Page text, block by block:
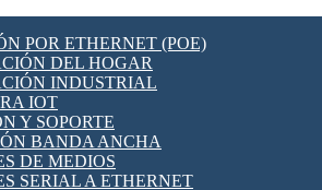
FRECUENCIA [VDF]
- INTERRUPTORES
VARIAS
LED
REED
RELÉ
POR ETHERNET (POE)
DEL HOGAR
INDUSTRIAL
IOT
Y SOPORTE
BANDA ANCHA
DE MEDIOS
SERIAL A ETHERNET